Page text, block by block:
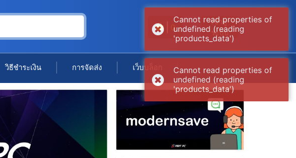
วิธีชำระเงิน การจัดส่ง เว็บบล็อก
เข้าสู่
ระบบ
0
Cannot read properties of
undefined (reading
'products_data')
Cannot read properties of
undefined (reading
'products_data')